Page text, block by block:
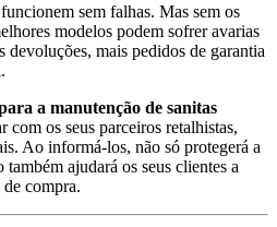
sem falhas. Mas sem os
modelos podem sofrer avarias
mais pedidos de garantia
a manutenção de sanitas
com os seus parceiros retalhistas,
Ao informá-los, não só protegerá a
ajudará os seus clientes a
compra.